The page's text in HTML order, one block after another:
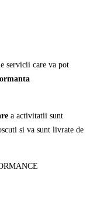
servicii care va pot
a activitatii sunt
si va sunt livrate de